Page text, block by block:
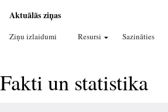
Aktuālās ziņas
Ziņu izlaidumi Resursi Sazināties
Fakti un statistika